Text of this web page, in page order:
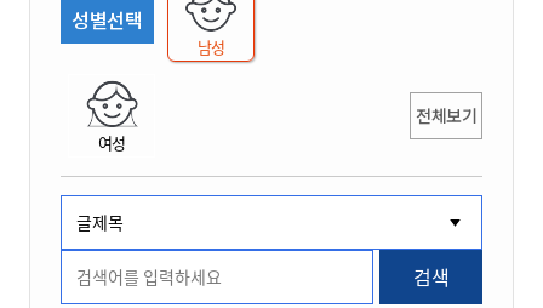
성별선택
남성
여성
전체보기
검색